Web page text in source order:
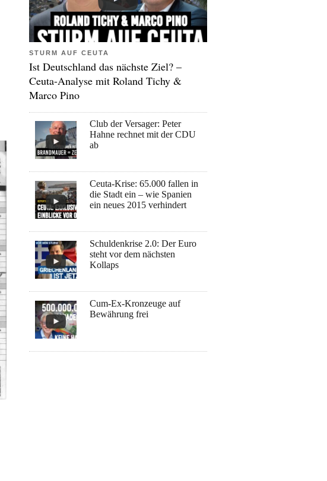
STURM AUF CEUTA
Ist Deutschland das nächste Ziel? –
Ceuta-Analyse mit Roland Tichy &
Marco Pino
Club der Versager: Peter
Hahne rechnet mit der CDU
ab
Ceuta-Krise: 65.000 fallen in
die Stadt ein – wie Spanien
ein neues 2015 verhindert
Schuldenkrise 2.0: Der Euro
steht vor dem nächsten
Kollaps
Cum-Ex-Kronzeuge auf
Bewährung frei